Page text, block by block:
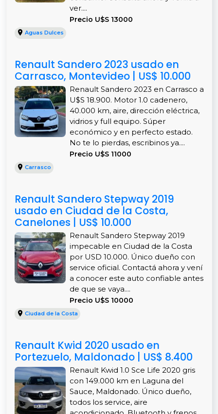
ver....
Precio U$S 13000
Aguas Dulces
Renault Sandero 2023 usado en
Carrasco, Montevideo | US$ 10.000
Renault Sandero 2023 en Carrasco a
U$S 18.900. Motor 1.0 cadenero,
40.000 km, aire, dirección eléctrica,
vidrios y full equipo. Súper
económico y en perfecto estado.
No te lo pierdas, escribinos ya....
Precio U$S 11000
Carrasco
Renault Sandero Stepway 2019
usado en Ciudad de la Costa,
Canelones | US$ 10.000
Renault Sandero Stepway 2019
impecable en Ciudad de la Costa
por USD 10.000. Único dueño con
service oficial. Contactá ahora y vení
a conocer este auto confiable antes
de que se vaya....
Precio U$S 10000
Ciudad de la Costa
Renault Kwid 2020 usado en
Portezuelo, Maldonado | US$ 8.400
Renault Kwid 1.0 Sce Life 2020 gris
con 149.000 km en Laguna del
Sauce, Maldonado. Único dueño,
todos los service, aire